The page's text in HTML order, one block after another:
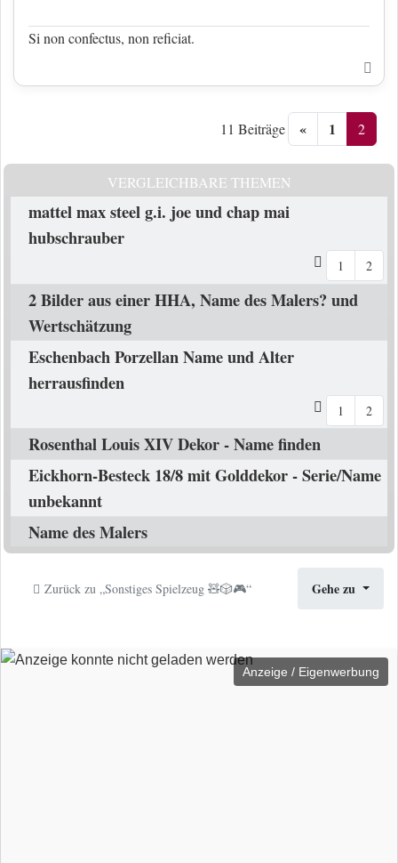
Si non confectus, non reficiat.
11 Beiträge « 1 2
VERGLEICHBARE THEMEN
mattel max steel g.i. joe und chap mai
hubschrauber
1 2
2 Bilder aus einer HHA, Name des Malers? und
Wertschätzung
Eschenbach Porzellan Name und Alter
herrausfinden
1 2
Rosenthal Louis XIV Dekor - Name finden
Eickhorn-Besteck 18/8 mit Golddekor - Serie/Name
unbekannt
Name des Malers
Zurück zu „Sonstiges Spielzeug 🧸🎲🎮“ Gehe zu
Anzeige / Eigenwerbung